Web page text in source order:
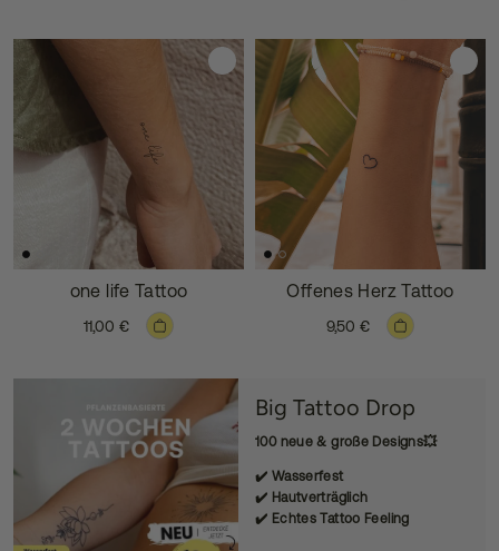
one life Tattoo
11,00 €
Offenes Herz Tattoo
9,50 €
Big Tattoo Drop
100 neue & große Designs💥
✔️ Wasserfest
✔️ Hautverträglich
✔️ Echtes Tattoo Feeling